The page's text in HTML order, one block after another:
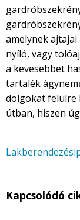
amelynek
nyíló, vagy
a kevesebbet
tartalék
dolgokat felülre
útban, hiszen
Kapcsolódó